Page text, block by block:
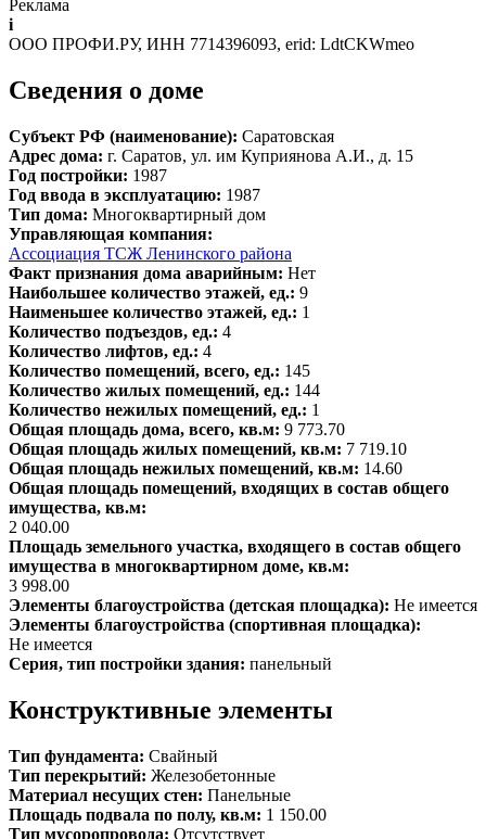
Реклама
i
ООО ПРОФИ.РУ, ИНН 7714396093, erid: LdtCKWmeo
Сведения о доме
Субъект РФ (наименование): Саратовская
Адрес дома: г. Саратов, ул. им Куприянова А.И., д. 15
Год постройки: 1987
Год ввода в эксплуатацию: 1987
Тип дома: Многоквартирный дом
Управляющая компания:
Ассоциация ТСЖ Ленинского района
Факт признания дома аварийным: Нет
Наибольшее количество этажей, ед.: 9
Наименьшее количество этажей, ед.: 1
Количество подъездов, ед.: 4
Количество лифтов, ед.: 4
Количество помещений, всего, ед.: 145
Количество жилых помещений, ед.: 144
Количество нежилых помещений, ед.: 1
Общая площадь дома, всего, кв.м: 9 773.70
Общая площадь жилых помещений, кв.м: 7 719.10
Общая площадь нежилых помещений, кв.м: 14.60
Общая площадь помещений, входящих в состав общего
имущества, кв.м:
2 040.00
Площадь земельного участка, входящего в состав общего
имущества в многоквартирном доме, кв.м:
3 998.00
Элементы благоустройства (детская площадка): Не имеется
Элементы благоустройства (спортивная площадка):
Не имеется
Серия, тип постройки здания: панельный
Конструктивные элементы
Тип фундамента: Свайный
Тип перекрытий: Железобетонные
Материал несущих стен: Панельные
Площадь подвала по полу, кв.м: 1 150.00
Тип мусоропровода: Отсутствует